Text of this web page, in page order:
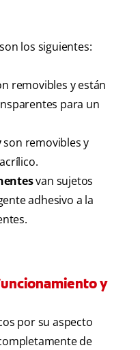
los siguientes:
removibles y están
para un
son removibles y
van sujetos
adhesivo a la
y
por su aspecto
de